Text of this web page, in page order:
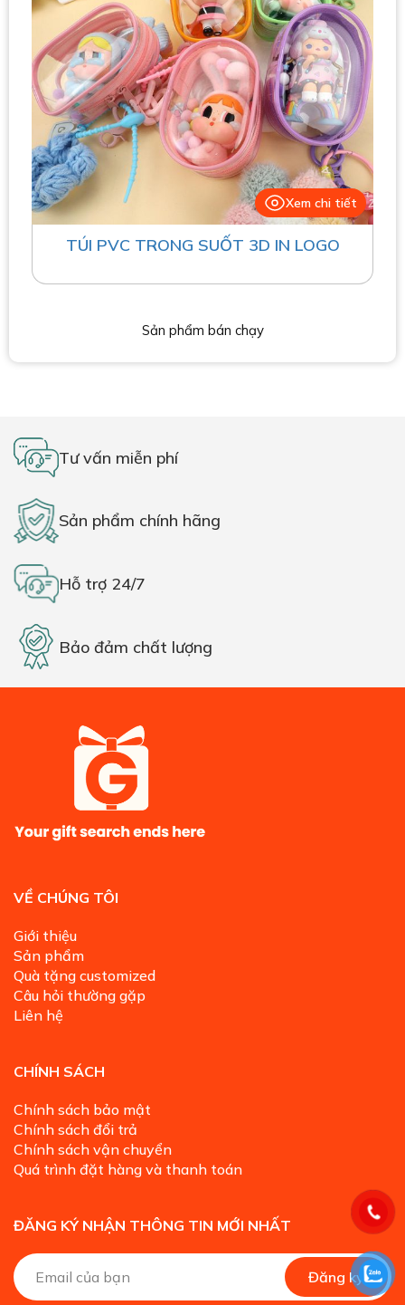
Sản phẩm bán chạy
Xem chi tiết
TÚI PVC TRONG SUỐT 3D IN LOGO
Tư vấn miễn phí
Sản phẩm chính hãng
Hỗ trợ 24/7
Bảo đảm chất lượng
VỀ CHÚNG TÔI
Giới thiệu
Sản phẩm
Quà tặng customized
Câu hỏi thường gặp
Liên hệ
CHÍNH SÁCH
Chính sách bảo mật
Chính sách đổi trả
Chính sách vận chuyển
Quá trình đặt hàng và thanh toán
ĐĂNG KÝ NHẬN THÔNG TIN MỚI NHẤT
Đăng ký